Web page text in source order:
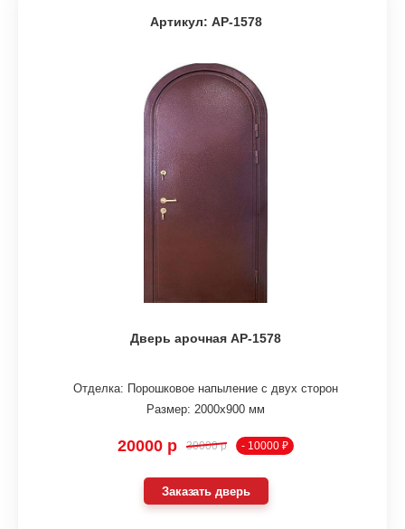
Артикул: АР-1578
Дверь арочная АР-1578
Отделка: Порошковое напыление с двух сторон
Размер: 2000х900 мм
20000 р 30000 р - 10000 ₽
Заказать дверь